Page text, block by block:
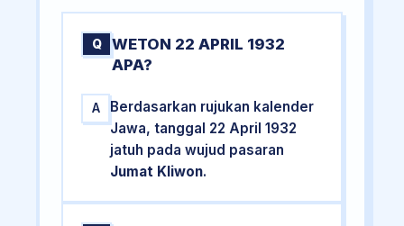
Q
WETON 22 APRIL 1932
APA?
A
Berdasarkan rujukan kalender
Jawa, tanggal 22 April 1932
jatuh pada wujud pasaran
Jumat Kliwon.